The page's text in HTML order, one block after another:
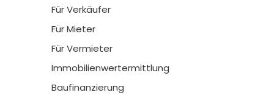
Für Verkäufer
Für Mieter
Für Vermieter
Immobilienwertermittlung
Baufinanzierung